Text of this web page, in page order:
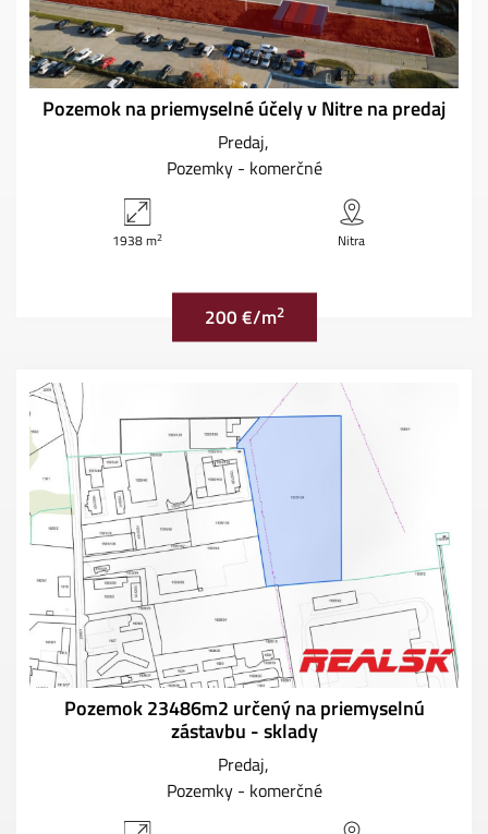
Pozemok na priemyselné účely v Nitre na predaj
Predaj
Pozemky - komerčné
1938 m2 Nitra
200 €/m2
Pozemok 23486m2 určený na priemyselnú
zástavbu - sklady
Predaj
Pozemky - komerčné